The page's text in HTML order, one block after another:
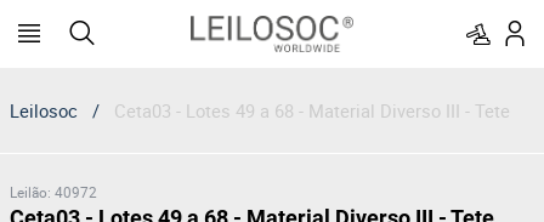
Leilosoc / Ceta03 - Lotes 49 a 68 - Material Diverso III - Tete
Leilão: 40972